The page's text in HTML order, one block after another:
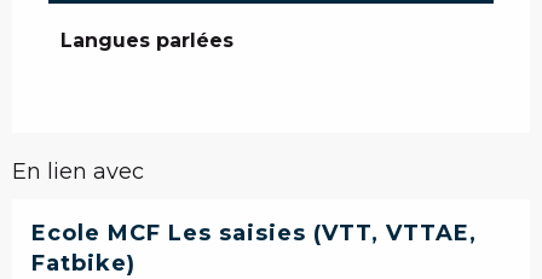
Langues parlées
Langues parlées
En lien avec
Ecole MCF Les saisies (VTT, VTTAE,
Fatbike)